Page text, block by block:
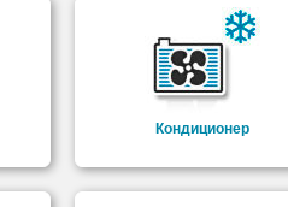
Кондиционер